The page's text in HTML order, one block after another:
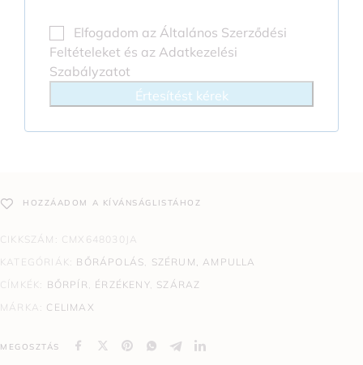
Elfogadom az Általános Szerződési
Feltételeket és az Adatkezelési
Szabályzatot
Értesítést kérek
HOZZÁADOM A KÍVÁNSÁGLISTÁHOZ
CIKKSZÁM: CMX648030JA
KATEGÓRIÁK: BŐRÁPOLÁS, SZÉRUM, AMPULLA
CÍMKÉK: BŐRPÍR, ÉRZÉKENY, SZÁRAZ
MÁRKA: CELIMAX
MEGOSZTÁS